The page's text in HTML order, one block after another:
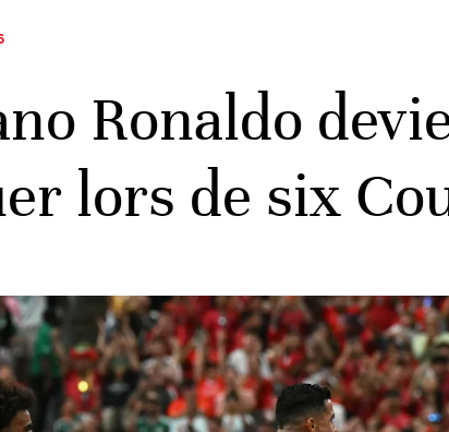
Ronaldo
lors de six